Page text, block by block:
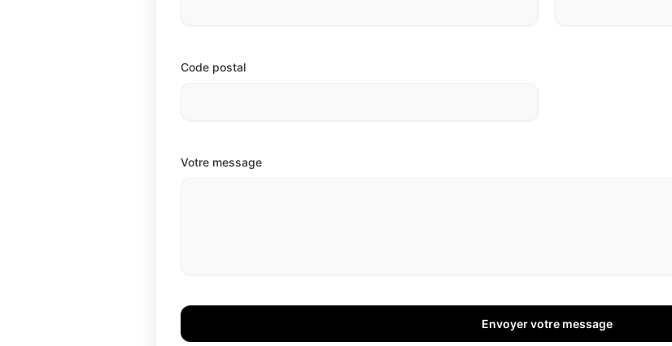
Code postal
Votre message
Envoyer votre message